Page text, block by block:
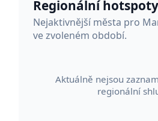
Regionální hotspoty
Nejaktivnější města pro
ve zvoleném období.
Aktuálně nejsou
regionální